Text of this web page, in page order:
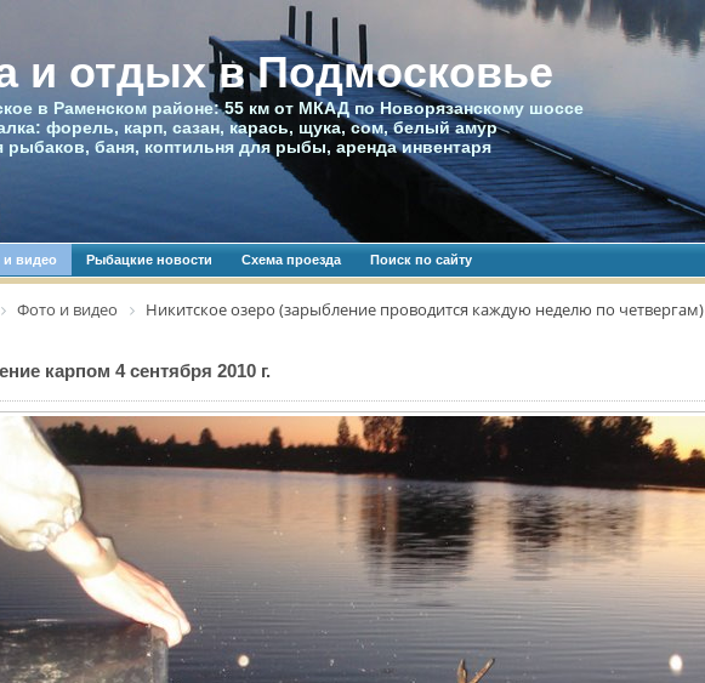
и отдых в Подмосковье
в Раменском районе: 55 км от МКАД по Новорязанскому шоссе
форель, карп, сазан, карась, щука, сом, белый амур
рыбаков, баня, коптильня для рыбы, аренда инвентаря
и видео Рыбацкие новости Схема проезда Поиск по сайту
Фото и видео Никитское озеро (зарыбление проводится каждую неделю по четвергам)
карпом 4 сентября 2010 г.